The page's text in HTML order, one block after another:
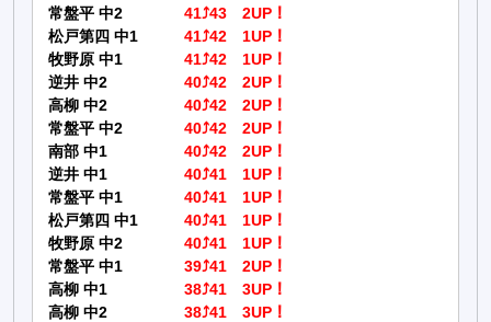
常盤平 中2
41⤴43 2UP！
松戸第四 中1
41⤴42 1UP！
牧野原 中1
41⤴42 1UP！
逆井 中2
40⤴42 2UP！
高柳 中2
40⤴42 2UP！
常盤平 中2
40⤴42 2UP！
南部 中1
40⤴42 2UP！
逆井 中1
40⤴41 1UP！
常盤平 中1
40⤴41 1UP！
松戸第四 中1
40⤴41 1UP！
牧野原 中2
40⤴41 1UP！
常盤平 中1
39⤴41 2UP！
高柳 中1
38⤴41 3UP！
高柳 中2
38⤴41 3UP！